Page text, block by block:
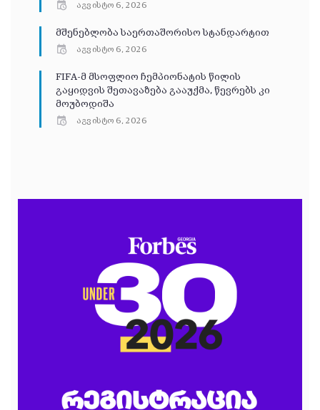
აგვისტო 6, 2026
მშენებლობა საერთაშორისო სტანდარტით
აგვისტო 6, 2026
FIFA-მ მსოფლიო ჩემპიონატის წილის
გაყიდვის შეთავაზება გააუქმა, წევრებს კი
მოუბოდიშა
აგვისტო 6, 2026